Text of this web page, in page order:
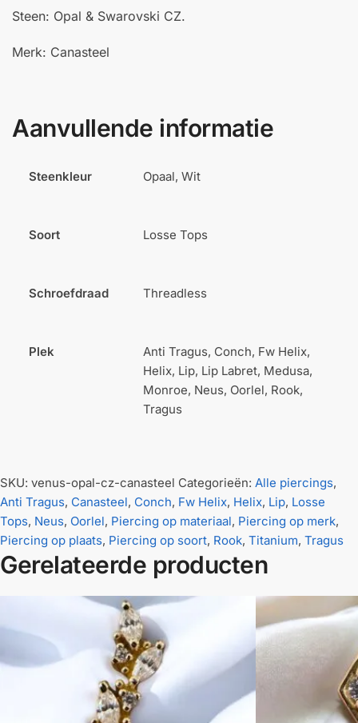
Steen: Opal & Swarovski CZ.
Merk: Canasteel
Aanvullende informatie
Steenkleur Opaal, Wit
Soort Losse Tops
Schroefdraad Threadless
Plek
Anti Tragus, Conch, Fw Helix,
Helix, Lip, Lip Labret, Medusa,
Monroe, Neus, Oorlel, Rook,
Tragus
SKU: venus-opal-cz-canasteel Categorieën: Alle piercings,
Anti Tragus, Canasteel, Conch, Fw Helix, Helix, Lip, Losse
Tops, Neus, Oorlel, Piercing op materiaal, Piercing op merk,
Piercing op plaats, Piercing op soort, Rook, Titanium, Tragus
Gerelateerde producten